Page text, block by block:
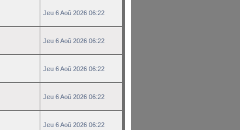
Jeu 6 Aoû 2026 06:22
Jeu 6 Aoû 2026 06:22
Jeu 6 Aoû 2026 06:22
Jeu 6 Aoû 2026 06:22
Jeu 6 Aoû 2026 06:22